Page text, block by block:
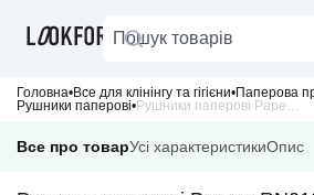
Головна Все для клінінгу та гігієни Паперова
Рушники паперові
Рушники паперові Papero RN010 Z двошарові 225х220мм 160шт
Все про товарУсі характеристикиОпис